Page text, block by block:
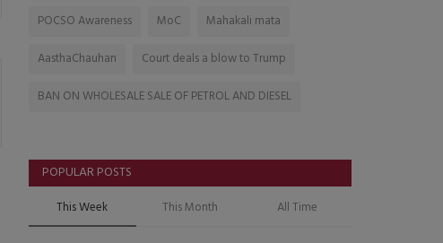
POCSO Awareness
MoC
Mahakali mata
AasthaChauhan
Court deals a blow to Trump
BAN ON WHOLESALE SALE OF PETROL AND DIESEL
POPULAR POSTS
This Week This Month All Time